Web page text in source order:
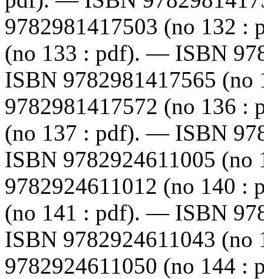
9782981417503 (no 132
(no 133 : pdf). — ISBN
ISBN 9782981417565 (no
9782981417572 (no 136
(no 137 : pdf). — ISBN
ISBN 9782924611005 (no
9782924611012 (no 140
(no 141 : pdf). — ISBN
ISBN 9782924611043 (no
9782924611050 (no 144 :